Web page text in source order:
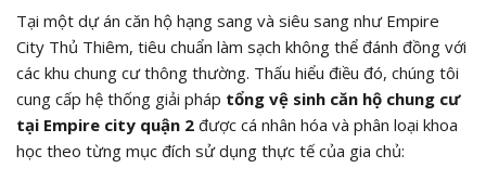
Tại một dự án căn hộ hạng sang và siêu sang như Empire
City Thủ Thiêm, tiêu chuẩn làm sạch không thể đánh đồng với
các khu chung cư thông thường. Thấu hiểu điều đó, chúng tôi
cung cấp hệ thống giải pháp tổng vệ sinh căn hộ chung cư
tại Empire city quận 2 được cá nhân hóa và phân loại khoa
học theo từng mục đích sử dụng thực tế của gia chủ: